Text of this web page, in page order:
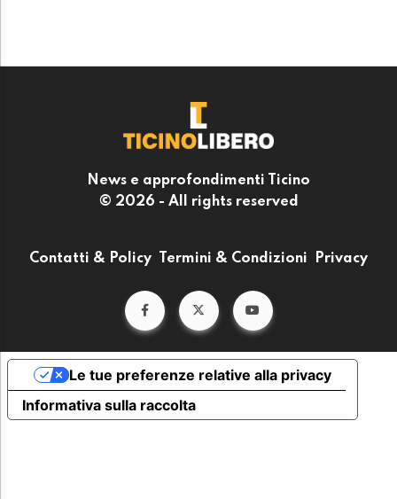
News e approfondimenti Ticino
© 2026 - All rights reserved
Contatti & Policy Termini & Condizioni Privacy
Informativa sulla raccolta
Le tue preferenze relative alla privacy